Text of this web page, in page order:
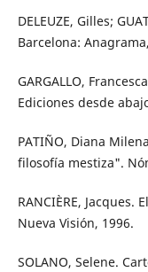
DELEUZE, Gilles;
Barcelona:
GARGALLO,
Ediciones desde
PATIÑO, Diana
filosofía mestiza".
RANCIÈRE, Jacques.
Nueva Visión, 1996.
SOLANO, Selene.